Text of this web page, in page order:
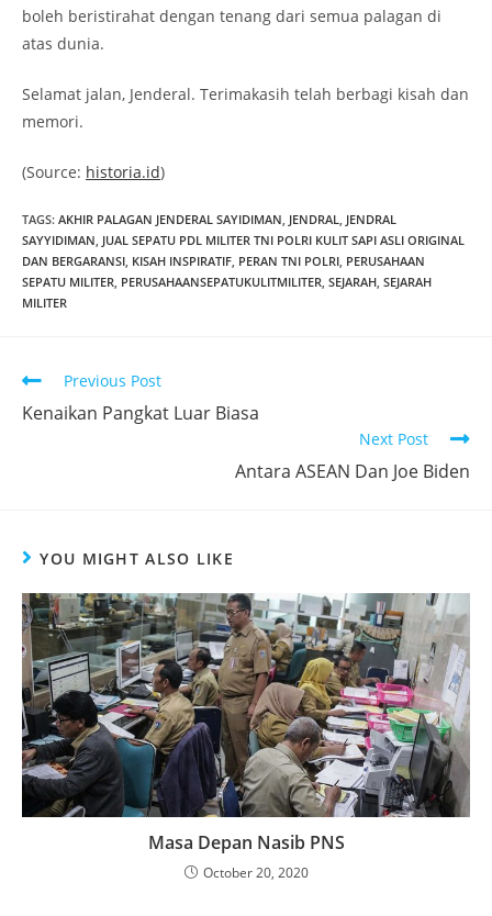
boleh beristirahat dengan tenang dari semua palagan di
atas dunia.
Selamat jalan, Jenderal. Terimakasih telah berbagi kisah dan
memori.
(Source: historia.id)
TAGS: AKHIR PALAGAN JENDERAL SAYIDIMAN JENDRAL
JENDRAL
SAYYIDIMAN JUAL SEPATU PDL MILITER TNI POLRI KULIT SAPI ASLI ORIGINAL
DAN BERGARANSI KISAH INSPIRATIF PERAN TNI POLRI PERUSAHAAN
SEPATU MILITER PERUSAHAANSEPATUKULITMILITER SEJARAH SEJARAH
MILITER
Read
articles
Previous Post
Kenaikan Pangkat Luar Biasa
Next Post
Antara ASEAN Dan Joe Biden
YOU MIGHT ALSO LIKE
Masa Depan Nasib PNS
October 20, 2020